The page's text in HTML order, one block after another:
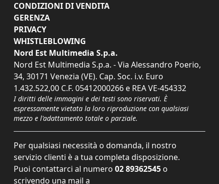
CONDIZIONI DI VENDITA
GERENZA
PRIVACY
WHISTLEBLOWING
Nord Est Multimedia S.p.a.
Nord Est Multimedia S.p.a. - Via Alessandro Poerio,
34, 30171 Venezia (VE). Cap. Soc. i.v. Euro
1.432.522,00 C.F. 05412000266 e REA VE-454332
I diritti delle immagini e dei testi sono riservati. È
espressamente vietata la loro riproduzione con qualsiasi
mezzo e l'adattamento totale o parziale.
Per qualsiasi necessità o domanda, il nostro
servizio clienti è a tua completa disposizione.
Puoi contattarci al numero 02 89362545 o
scrivendo una mail a